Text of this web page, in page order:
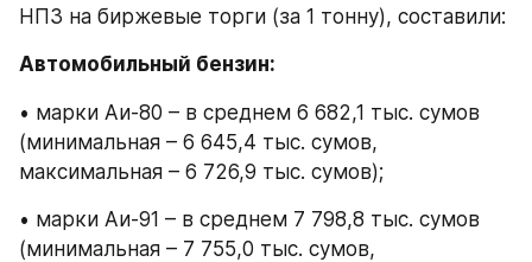
НПЗ на биржевые торги (за 1 тонну), составили:
Автомобильный бензин:
• марки Аи-80 – в среднем 6 682,1 тыс. сумов
(минимальная – 6 645,4 тыс. сумов,
максимальная – 6 726,9 тыс. сумов);
• марки Аи-91 – в среднем 7 798,8 тыс. сумов
(минимальная – 7 755,0 тыс. сумов,